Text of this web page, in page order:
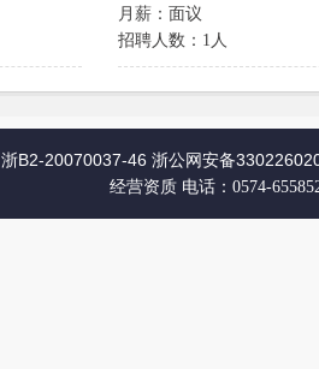
月薪：面议
招聘人数：1人
浙B2-20070037-46 浙公网安备
经营资质 电话：0574-